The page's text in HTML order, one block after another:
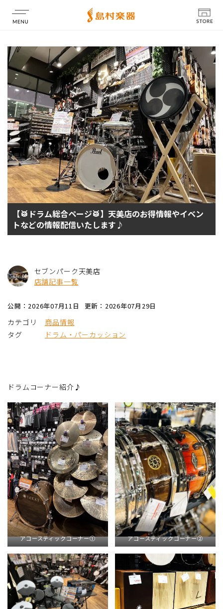
店舗情報
【🥁ドラム総合ページ🥁】天美店のお得情報やイベン
トなどの情報配信いたします♪
セブンパーク天美店
店舗記事一覧
公開：2026年07月11日 更新：2026年07月29日
カテゴリ
商品情報
タグ
ドラム・パーカッション
ドラムコーナー紹介♪
アコースティックコーナー① アコースティックコーナー②